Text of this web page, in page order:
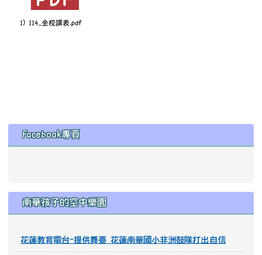
1) 114_全校課表.pdf
左邊區域內容
Facebook專頁
南華孩子的空中樂園
花蓮教育電台-提供舞臺 花蓮南華國小非洲鼓隊打出自信